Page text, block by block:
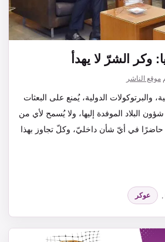
الشرّ لا يهدأ
موقع الناشر
والبرتوكولات الدولية، يُمنع على البعثات
البلاد الموفدة إليها، ولا يُسمح لأي من
حاضرًا في أيّ شأن داخليّ، وكلّ تجاوز بهذا
, عوكر